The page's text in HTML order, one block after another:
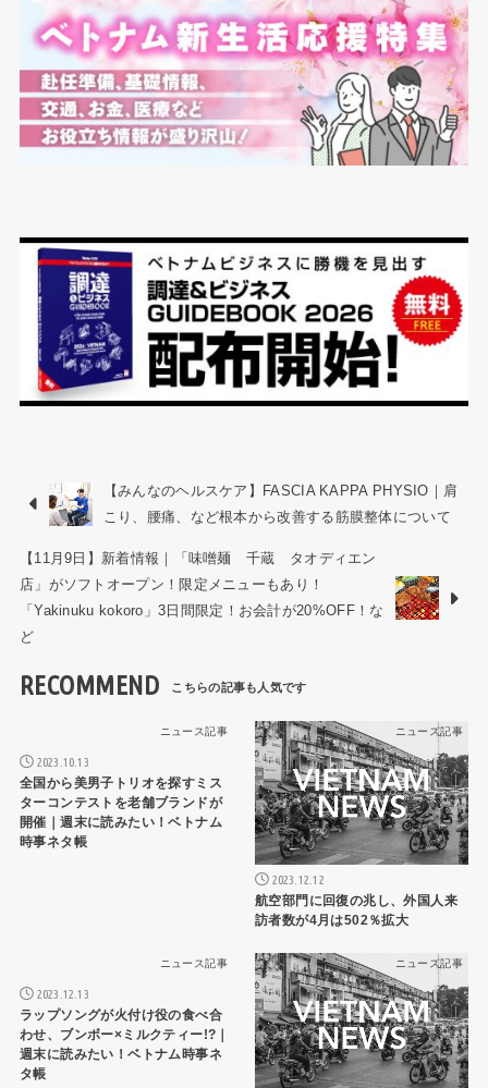
【みんなのヘルスケア】FASCIA KAPPA PHYSIO｜肩
こり、腰痛、など根本から改善する筋膜整体について
【11月9日】新着情報｜「味噌麺 千蔵 タオディエン
店」がソフトオープン！限定メニューもあり！
「Yakinuku kokoro」3日間限定！お会計が20%OFF！な
ど
RECOMMEND
ニュース記事
2023.10.13
全国から美男子トリオを探すミス
ターコンテストを老舗ブランドが
開催｜週末に読みたい！ベトナム
時事ネタ帳
ニュース記事
2023.12.12
航空部門に回復の兆し、外国人来
訪者数が4月は502％拡大
ニュース記事
2023.12.13
ラップソングが火付け役の食べ合
わせ、ブンボー×ミルクティー!?｜
週末に読みたい！ベトナム時事ネ
タ帳
ニュース記事